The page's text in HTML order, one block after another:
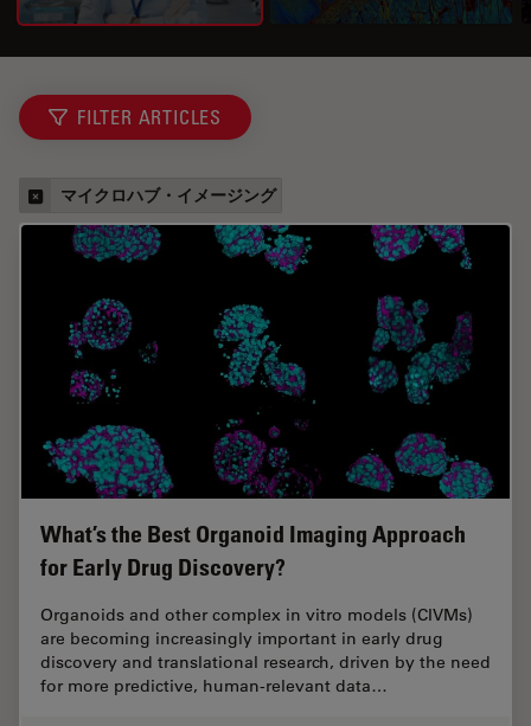
FILTER ARTICLES
マイクロハブ・イメージング
What’s the Best Organoid Imaging Approach
for Early Drug Discovery?
Organoids and other complex in vitro models (CIVMs)
are becoming increasingly important in early drug
discovery and translational research, driven by the need
for more predictive, human-relevant data…